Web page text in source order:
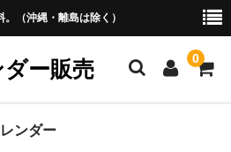
（沖縄・離島は除く）
ー販売 0
ンダー